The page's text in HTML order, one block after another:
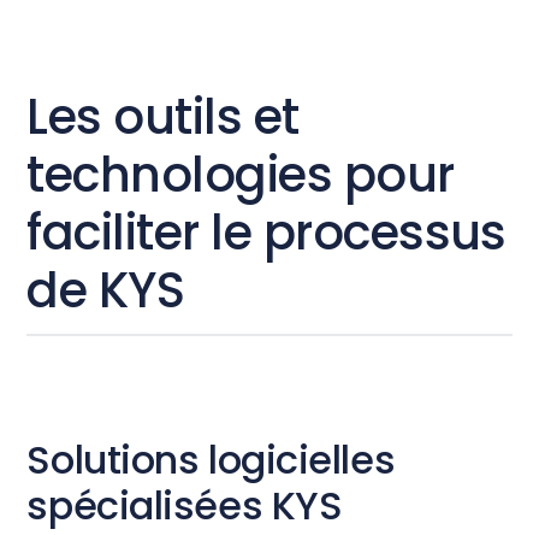
Les outils et
technologies pour
faciliter le processus
de KYS
Solutions logicielles
spécialisées KYS